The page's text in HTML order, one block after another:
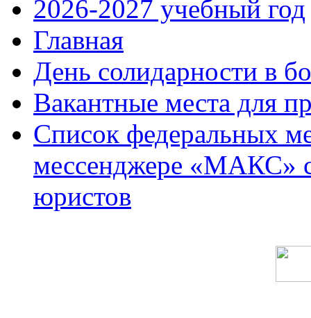
2026-2027 учебный год
Главная
День солидарности в
Вакантные места для
Список федеральных
мессенджере «МАКС» с
юристов